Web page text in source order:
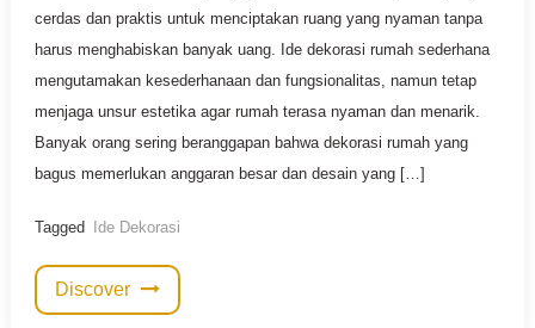
cerdas dan praktis untuk menciptakan ruang yang nyaman tanpa
harus menghabiskan banyak uang. Ide dekorasi rumah sederhana
mengutamakan kesederhanaan dan fungsionalitas, namun tetap
menjaga unsur estetika agar rumah terasa nyaman dan menarik.
Banyak orang sering beranggapan bahwa dekorasi rumah yang
bagus memerlukan anggaran besar dan desain yang […]
Tagged Ide Dekorasi
Discover